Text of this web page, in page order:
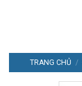
TRANG CHỦ /